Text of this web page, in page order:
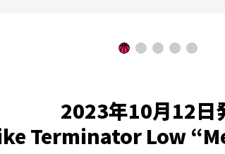
2023年10月12日
Terminator Low